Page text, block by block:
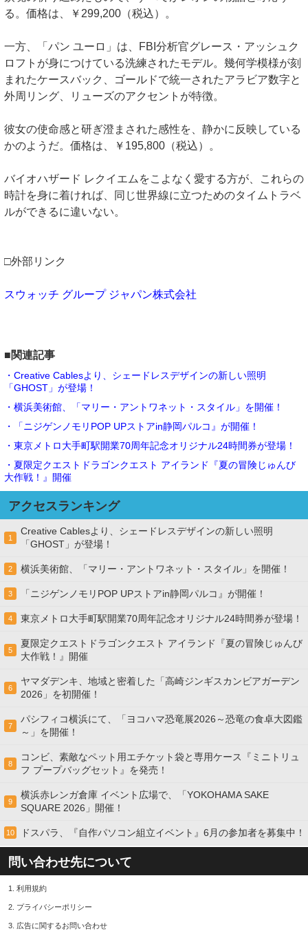
る。価格は、￥299,200（税込）。
一方、「パン ユーロ」は、FBI分析官グレース・アッシュク
ロフトが身につけている洗練されたモデル。幾何学模様が刻
まれたケースバック、ゴールドで統一されたアラビア数字と
外周リング、リューズのアクセントが特徴。
彼女の使命感と研ぎ澄まされた感性を、静かに反映している
かのようだ。価格は、￥195,800（税込）。
バイオハザード レクイエムをこよなく愛する方が、これらの
時計を身に着ければ、同じ世界線に立つためのタイムトラベ
ルができるに違いない。
□外部リンク
スウォッチ グループ ジャパン株式会社
■関連記事
・Creative Cablesより、シェードレスデザインの新しい照明
「GHOST」が登場！
・横浜美術館、「マリー・アントワネット・スタイル」を開催！
・「ニジゲンノモリPOP UPストアin静岡パルコ』が開催！
・東京メトロ大手町駅開業70周年記念オリジナル24時間券が登場！
・夏限定クエストドラゴンクエスト アイランド『夏の冒険じゅんび
大作戦！』開催
アクセスランキング
1
Creative Cablesより、シェードレスデザインの新しい照明
「GHOST」が登場！
2 横浜美術館、「マリー・アントワネット・スタイル」を開催！
3 「ニジゲンノモリPOP UPストアin静岡パルコ』が開催！
4 東京メトロ大手町駅開業70周年記念オリジナル24時間券が登場！
5
夏限定クエストドラゴンクエスト アイランド『夏の冒険じゅんび
大作戦！』開催
6
ヤマダデンキ、地域と密着した「高崎ジンギスカンビアガーデン
2026」を初開催！
7
パシフィコ横浜にて、「ヨコハマ恐竜展2026～恐竜の食卓大図鑑
～」を開催！
8
コンビ、素敵なペット用エチケット袋と専用ケース『ミニトリュ
フ プープバッグセット』を発売！
9
横浜赤レンガ倉庫 イベント広場で、「YOKOHAMA SAKE
SQUARE 2026」開催！
10 ドスパラ、『自作パソコン組立イベント』6月の参加者を募集中！
問い合わせ先について
1. 利用規約
2. プライバシーポリシー
3. 広告に関するお問い合わせ